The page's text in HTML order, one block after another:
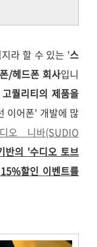
라 할 수 있는 '스
/헤드폰 회사입니
퀄리티의 제품을
이어폰' 개발에 많
오 니바(SUDIO
반의 '수디오 토브
할인 이벤트를